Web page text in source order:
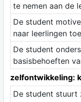
te nemen aan de
De student
naar leerlingen toe
De student
basisbehoeften
zelfontwikkeling:
De student stuurt